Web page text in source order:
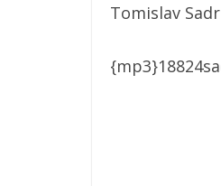
Tomislav